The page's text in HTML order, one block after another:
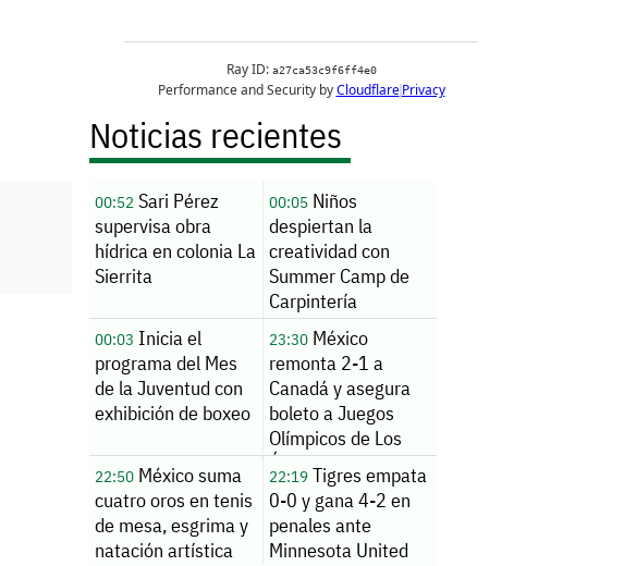
Noticias recientes
00:52 Sari Pérez
supervisa obra
hídrica en colonia La
Sierrita
00:05Niños
despiertan la
creatividad con
Summer Camp de
Carpintería
00:03 Inicia el
programa del Mes
de la Juventud con
exhibición de boxeo
23:30México
remonta 2-1 a
Canadá y asegura
boleto a Juegos
Olímpicos de Los
Ángeles 2028
22:50 México suma
cuatro oros en tenis
de mesa, esgrima y
natación artística
22:19Tigres empata
0-0 y gana 4-2 en
penales ante
Minnesota United